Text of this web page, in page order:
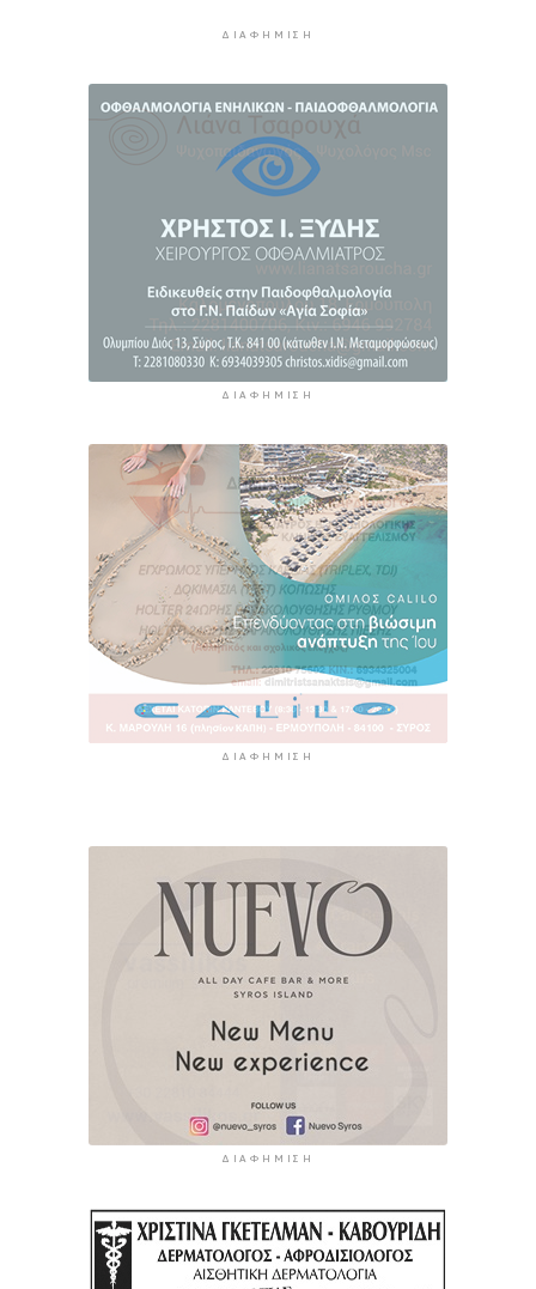
πάλι σε ισχύ τη Συμφωνία Σένγκεν εντός της
«Στάχτη» 272.860 στρέμματα αυτό το
9 ώρες 16 λεπτά πρίν
ΔΙΑΦΉΜΙΣΗ
ΔΙΑΦΉΜΙΣΗ
ΔΙΑΦΉΜΙΣΗ
ΔΙΑΦΉΜΙΣΗ